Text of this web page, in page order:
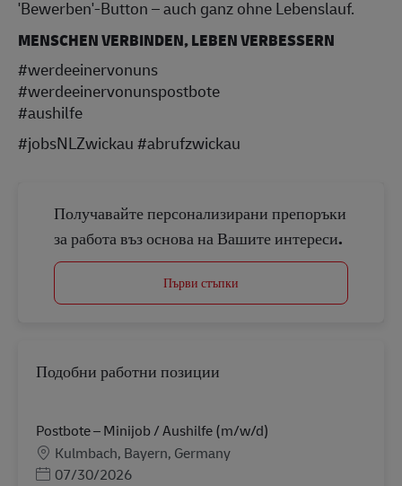
'Bewerben'-Button – auch ganz ohne Lebenslauf.
MENSCHEN VERBINDEN, LEBEN VERBESSERN
#werdeeinervonuns
#werdeeinervonunspostbote
#aushilfe
#jobsNLZwickau #abrufzwickau
Получавайте персонализирани препоръки
за работа въз основа на Вашите интереси.
Първи стъпки
Подобни работни позиции
Postbote – Minijob / Aushilfe (m/w/d)
Местоположение
Kulmbach, Bayern, Germany
Posted Date
07/30/2026